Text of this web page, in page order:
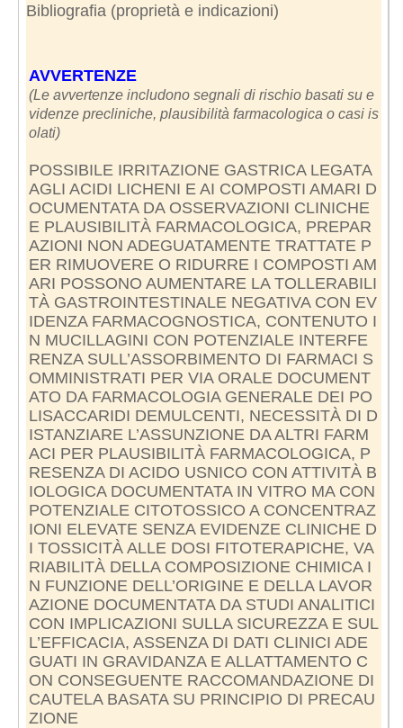
Bibliografia (proprietà e indicazioni)
AVVERTENZE
(Le avvertenze includono segnali di rischio basati su e
videnze precliniche, plausibilità farmacologica o casi is
olati)
POSSIBILE IRRITAZIONE GASTRICA LEGATA
AGLI ACIDI LICHENI E AI COMPOSTI AMARI D
OCUMENTATA DA OSSERVAZIONI CLINICHE
E PLAUSIBILITÀ FARMACOLOGICA, PREPAR
AZIONI NON ADEGUATAMENTE TRATTATE P
ER RIMUOVERE O RIDURRE I COMPOSTI AM
ARI POSSONO AUMENTARE LA TOLLERABILI
TÀ GASTROINTESTINALE NEGATIVA CON EV
IDENZA FARMACOGNOSTICA, CONTENUTO I
N MUCILLAGINI CON POTENZIALE INTERFE
RENZA SULL’ASSORBIMENTO DI FARMACI S
OMMINISTRATI PER VIA ORALE DOCUMENT
ATO DA FARMACOLOGIA GENERALE DEI PO
LISACCARIDI DEMULCENTI, NECESSITÀ DI D
ISTANZIARE L’ASSUNZIONE DA ALTRI FARM
ACI PER PLAUSIBILITÀ FARMACOLOGICA, P
RESENZA DI ACIDO USNICO CON ATTIVITÀ B
IOLOGICA DOCUMENTATA IN VITRO MA CON
POTENZIALE CITOTOSSICO A CONCENTRAZ
IONI ELEVATE SENZA EVIDENZE CLINICHE D
I TOSSICITÀ ALLE DOSI FITOTERAPICHE, VA
RIABILITÀ DELLA COMPOSIZIONE CHIMICA I
N FUNZIONE DELL’ORIGINE E DELLA LAVOR
AZIONE DOCUMENTATA DA STUDI ANALITICI
CON IMPLICAZIONI SULLA SICUREZZA E SUL
L’EFFICACIA, ASSENZA DI DATI CLINICI ADE
GUATI IN GRAVIDANZA E ALLATTAMENTO C
ON CONSEGUENTE RACCOMANDAZIONE DI
CAUTELA BASATA SU PRINCIPIO DI PRECAU
ZIONE